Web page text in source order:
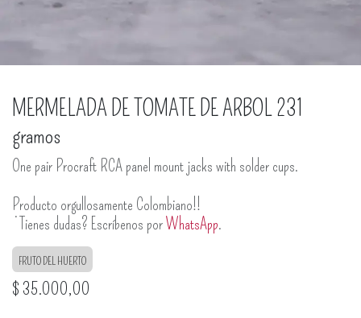
MERMELADA DE TOMATE DE ARBOL 231
gramos
One pair Procraft RCA panel mount jacks with solder cups.
Producto orgullosamente Colombiano!!
¿Tienes dudas? Escríbenos porWhatsApp.
FRUTO DEL HUERTO
$ 35.000,00